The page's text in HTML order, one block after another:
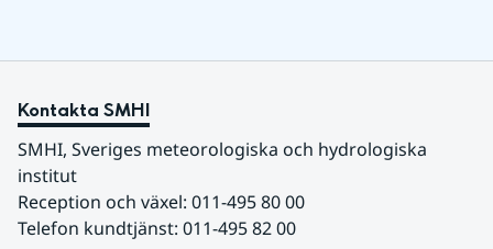
Kontakta SMHI
SMHI, Sveriges meteorologiska och hydrologiska
institut
Reception och växel: 011-495 80 00
Telefon kundtjänst: 011-495 82 00